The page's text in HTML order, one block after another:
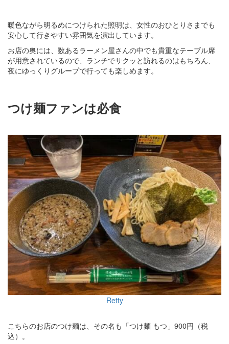
暖色ながら明るめにつけられた照明は、女性のおひとりさまでも
安心して行きやすい雰囲気を演出しています。
お店の奥には、数あるラーメン屋さんの中でも貴重なテーブル席
が用意されているので、ランチでサクッと訪れるのはもちろん、
夜にゆっくりグループで行っても楽しめます。
つけ麺ファンは必食
Retty
こちらのお店のつけ麺は、その名も「つけ麺 もつ」900円（税
込）。